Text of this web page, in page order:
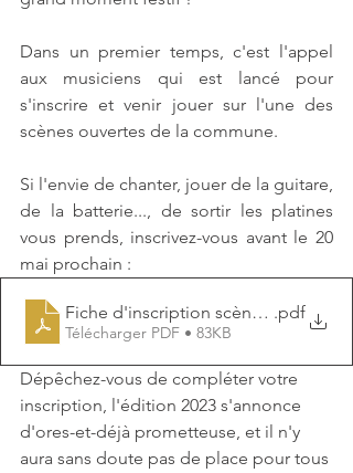
Dans un premier temps, c'est l'appel
aux musiciens qui est lancé pour
s'inscrire et venir jouer sur l'une des
scènes ouvertes de la commune.
Si l'envie de chanter, jouer de la guitare,
de la batterie..., de sortir les platines
vous prends, inscrivez-vous avant le 20
mai prochain :
Fiche d'inscription scènes ouvertes
.pdf
Télécharger PDF • 83KB
Dépêchez-vous de compléter votre
inscription, l'édition 2023 s'annonce
d'ores-et-déjà prometteuse, et il n'y
aura sans doute pas de place pour tous